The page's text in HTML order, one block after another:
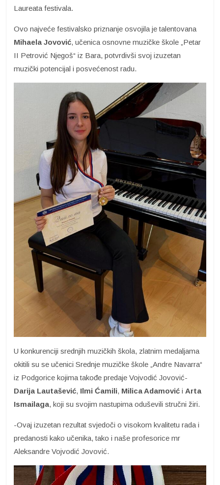
Laureata festivala.
Ovo najveće festivalsko priznanje osvojila je talentovana
Mihaela Jovović, učenica osnovne muzičke škole „Petar
II Petrović Njegoš“ iz Bara, potvrdivši svoj izuzetan
muzički potencijal i posvećenost radu.
U konkurenciji srednjih muzičkih škola, zlatnim medaljama
okitili su se učenici Srednje muzičke škole „Andre Navarra“
iz Podgorice kojima takođe predaje Vojvodić Jovović-
Darija Lautašević, Ilmi Ćamili, Milica Adamović i Arta
Ismailaga, koji su svojim nastupima oduševili stručni žiri.
-Ovaj izuzetan rezultat svjedoči o visokom kvalitetu rada i
predanosti kako učenika, tako i naše profesorice mr
Aleksandre Vojvodić Jovović.